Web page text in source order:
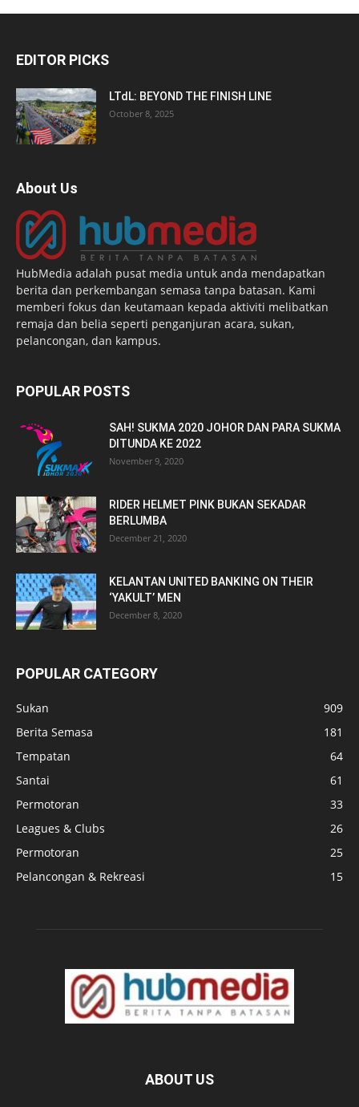
EDITOR PICKS
LTdL: BEYOND THE FINISH LINE
October 8, 2025
About Us
HubMedia adalah pusat media untuk anda mendapatkan
berita dan perkembangan semasa tanpa batasan. Kami
memberi fokus dan keutamaan kepada aktiviti melibatkan
remaja dan belia seperti penganjuran acara, sukan,
pelancongan, dan kampus.
POPULAR POSTS
SAH! SUKMA 2020 JOHOR DAN PARA SUKMA
DITUNDA KE 2022
November 9, 2020
RIDER HELMET PINK BUKAN SEKADAR
BERLUMBA
December 21, 2020
KELANTAN UNITED BANKING ON THEIR
‘YAKULT’ MEN
December 8, 2020
POPULAR CATEGORY
Sukan
909
Berita Semasa
181
Tempatan
64
Santai
61
Permotoran
33
Leagues & Clubs
26
Permotoran
25
Pelancongan & Rekreasi
15
ABOUT US